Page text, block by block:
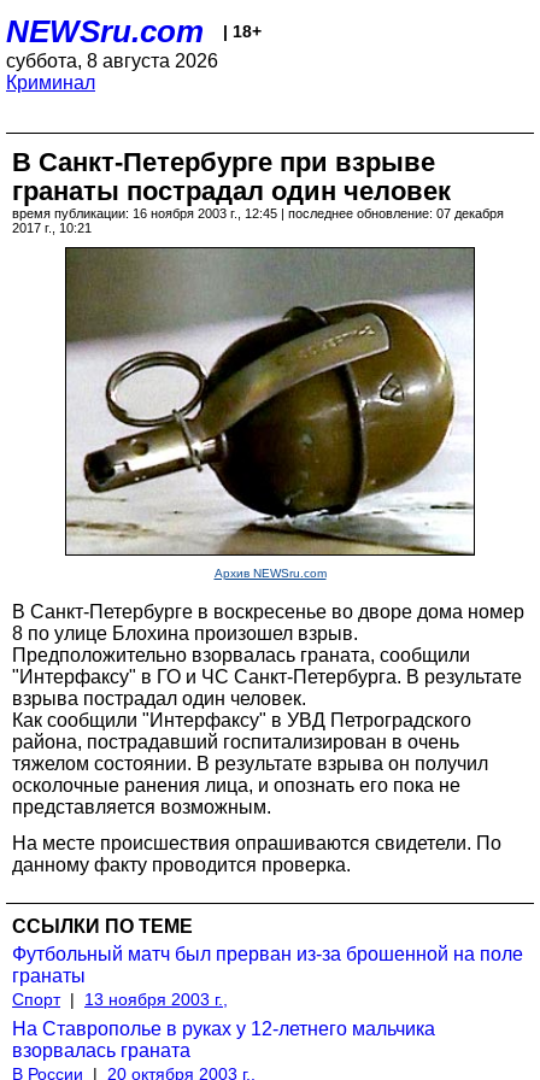
NEWSru.com | 18+
суббота, 8 августа 2026
Криминал
В Санкт-Петербурге при взрыве
гранаты пострадал один человек
время публикации: 16 ноября 2003 г., 12:45 | последнее обновление: 07 декабря
2017 г., 10:21
Архив NEWSru.com
В Санкт-Петербурге в воскресенье во дворе дома номер
8 по улице Блохина произошел взрыв.
Предположительно взорвалась граната, сообщили
"Интерфаксу" в ГО и ЧС Санкт-Петербурга. В результате
взрыва пострадал один человек.
Как сообщили "Интерфаксу" в УВД Петроградского
района, пострадавший госпитализирован в очень
тяжелом состоянии. В результате взрыва он получил
осколочные ранения лица, и опознать его пока не
представляется возможным.
На месте происшествия опрашиваются свидетели. По
данному факту проводится проверка.
ССЫЛКИ ПО ТЕМЕ
Футбольный матч был прерван из-за брошенной на поле
гранаты
Спорт | 13 ноября 2003 г.,
На Ставрополье в руках у 12-летнего мальчика
взорвалась граната
В России | 20 октября 2003 г.,